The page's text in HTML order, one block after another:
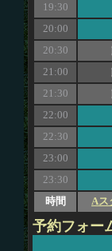
19:30
20:00
20:30
21:00
21:30
22:00
22:30
23:00
23:30
時間
Aス
予約フォー